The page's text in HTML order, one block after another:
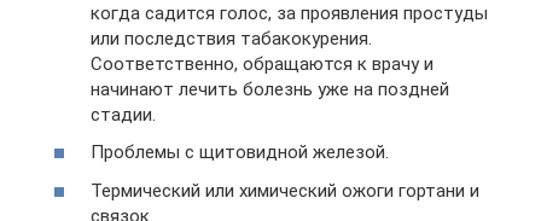
когда садится голос, за проявления простуды
или последствия табакокурения.
Соответственно, обращаются к врачу и
начинают лечить болезнь уже на поздней
стадии.
Проблемы с щитовидной железой.
Термический или химический ожоги гортани и
связок.